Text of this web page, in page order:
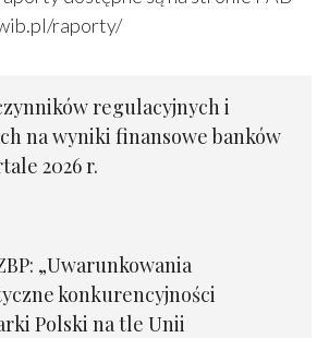
raporty/
regulacyjnych i
na wyniki finansowe banków
2026 r.
„Uwarunkowania
konkurencyjności
Polski na tle Unii